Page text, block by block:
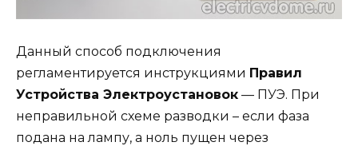
Данный способ подключения
регламентируется инструкциями Правил
Устройства Электроустановок — ПУЭ. При
неправильной схеме разводки – если фаза
подана на лампу, а ноль пущен через